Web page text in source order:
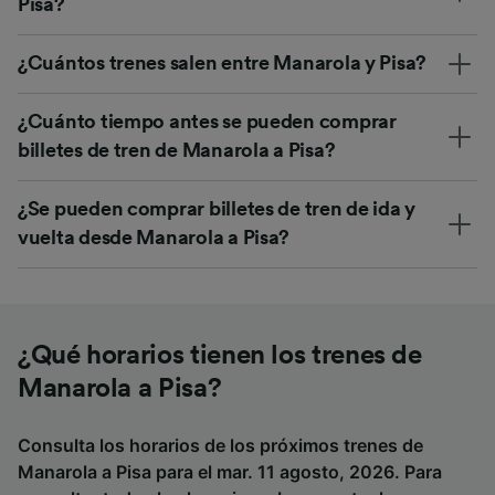
Pisa?
¿Cuántos trenes salen entre Manarola y Pisa?
¿Cuánto tiempo antes se pueden comprar
billetes de tren de Manarola a Pisa?
¿Se pueden comprar billetes de tren de ida y
vuelta desde Manarola a Pisa?
¿Qué horarios tienen los trenes de
Manarola a Pisa?
Consulta los horarios de los próximos trenes de
Manarola a Pisa para el mar. 11 agosto, 2026. Para